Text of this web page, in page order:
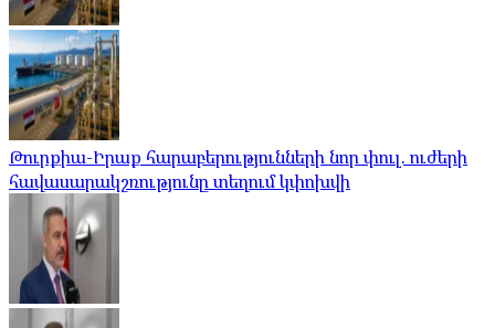
Թուրքիա-Իրաք հարաբերությունների նոր փուլ. ուժերի
հավասարակշռությունը տեղում կփոխվի